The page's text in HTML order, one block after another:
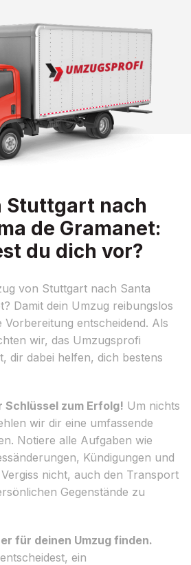
Stuttgart nach
de Gramanet:
du dich vor?
von Stuttgart nach Santa
Damit dein Umzug reibungslos
Vorbereitung entscheidend. Als
wir, das Umzugsprofi
dir dabei helfen, dich bestens
zum Erfolg! Um nichts
wir dir eine umfassende
Notiere alle Aufgaben wie
Kündigungen und
nicht, auch den Transport
Gegenstände zu
für deinen Umzug finden.
ein